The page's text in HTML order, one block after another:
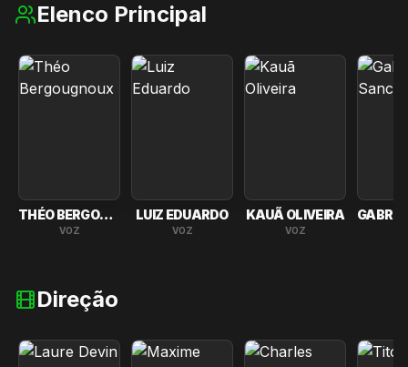
Elenco Principal
THÉO BERGOUGNOUX
VOZ
LUIZ EDUARDO
VOZ
KAUÃ OLIVEIRA
VOZ
Direção